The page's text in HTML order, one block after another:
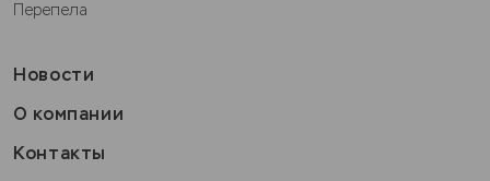
Перепела
Новости
О компании
Контакты